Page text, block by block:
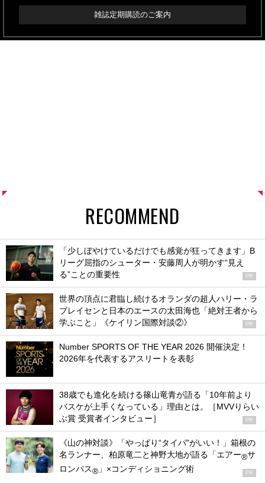
雑誌定期購読のご案内
RECOMMEND
「少しぼやけているだけでも感覚が狂ってきます」B
リーグ屈指のシューター・安藤周人が明かす“見え
る”ことの重要性
PR
世界の頂点に君臨し続けるオランダの超人ハリー・ラ
ブレイセンと日本のエースの太田海也「絶対王者から
学ぶこと」《ケイリン国際対談②》
PR
Number SPORTS OF THE YEAR 2026 開催決定！
2026年を代表するアスリートを表彰
38歳でも進化を続ける篠山竜青が語る「10年前より
バスケが上手くなっている」理由とは。［MVVりらい
ぶ賞 受賞者インタビュー］
PR
《山の神対談》「やっぱり“タイパ”がいい！」箱根の
名ランナー、柏原竜二と神野大地が語る「エアー®サ
ロンパス® 」×コンディショニング術 PR